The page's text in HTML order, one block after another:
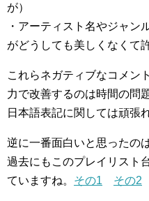
が）
・アーティスト名やジャン
がどうしても美しくなくて
これらネガティブなコメン
力で改善するのは時間の問
日本語表記に関しては頑張
逆に一番面白いと思ったの
過去にもこのプレイリスト
ていますね。 その1 その2